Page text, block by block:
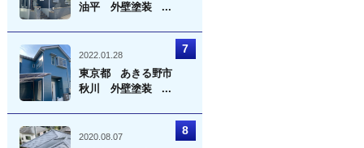
油平 外壁塗装 ...
2022.01.28
東京都 あきる野市
秋川 外壁塗装 ...
2020.08.07